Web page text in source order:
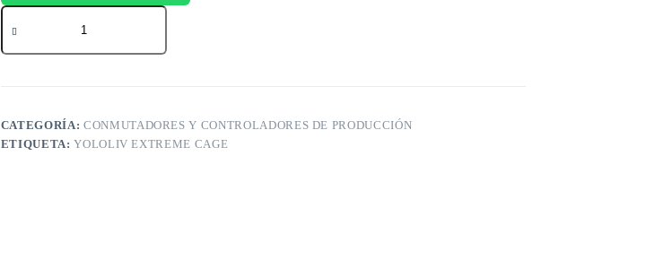
Yolodeck
cantidad
CATEGORÍA: CONMUTADORES Y CONTROLADORES DE PRODUCCIÓN
ETIQUETA:YOLOLIV EXTREME CAGE